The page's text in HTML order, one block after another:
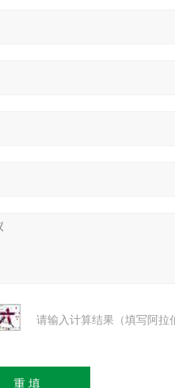
请输入计算结果（填写阿拉